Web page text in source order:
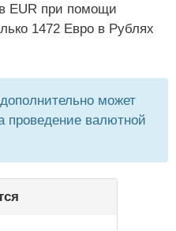
EUR при помощи
1472 Евро в Рублях
может
проведение валютной